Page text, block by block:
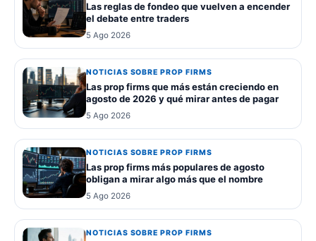
Las reglas de fondeo que vuelven a encender
el debate entre traders
5 Ago 2026
NOTICIAS SOBRE PROP FIRMS
Las prop firms que más están creciendo en
agosto de 2026 y qué mirar antes de pagar
5 Ago 2026
NOTICIAS SOBRE PROP FIRMS
Las prop firms más populares de agosto
obligan a mirar algo más que el nombre
5 Ago 2026
NOTICIAS SOBRE PROP FIRMS